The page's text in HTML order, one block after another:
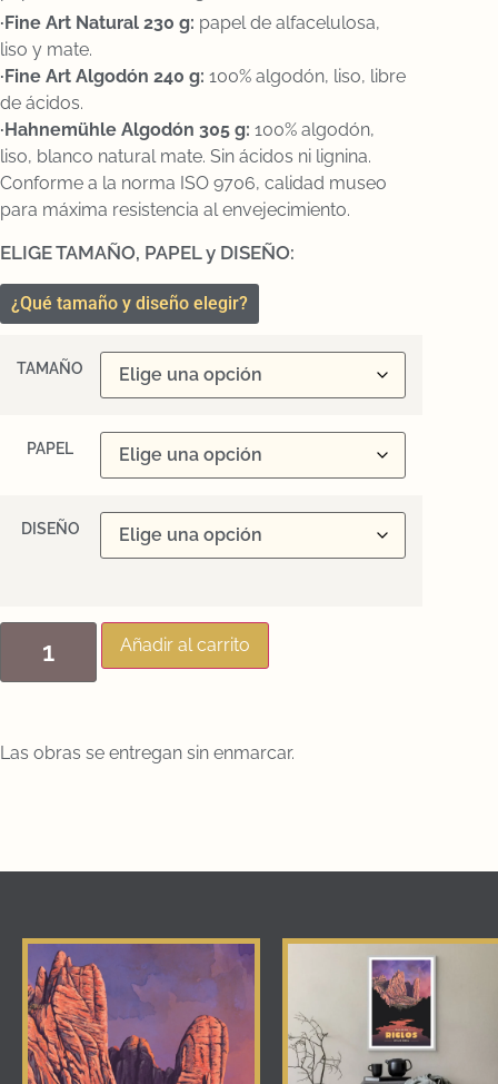
·Fine Art Natural 230 g: papel de alfacelulosa,
liso y mate.
·Fine Art Algodón 240 g: 100% algodón, liso, libre
de ácidos.
·Hahnemühle Algodón 305 g: 100% algodón,
liso, blanco natural mate. Sin ácidos ni lignina.
Conforme a la norma ISO 9706, calidad museo
para máxima resistencia al envejecimiento.
ELIGE TAMAÑO, PAPEL y DISEÑO:
¿Qué tamaño y diseño elegir?
TAMAÑO
PAPEL
DISEÑO
Añadir al carrito
Las obras se entregan sin enmarcar.